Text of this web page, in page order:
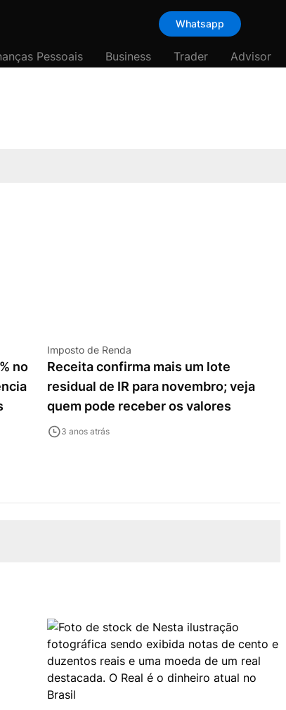
Whatsapp
Pessoais Business Trader Advisor
no
Imposto de Renda
Receita confirma mais um lote
residual de IR para novembro; veja
quem pode receber os valores
3 anos atrás